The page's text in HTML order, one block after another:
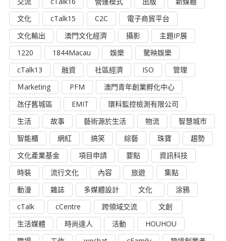
文化
cTalk15 C2C
電子商貿平台
文化輸出
澳門文化經濟 攝影
主題IP展
1220
1844Macau 娛樂
驁映娛樂
cTalk13
融資 社區經濟 ISO
管理
Ｍarketing
PFM
澳門青年創業孵化中心
氹仔舊城區
EMIT
環科監控檢測有限公司
生活
故事 藝術源於生活 物流
智慧城市
智能櫃
網紅 搞笑 綜藝 珠寶
趨勢
文化產業基金
項目申請 要點
資訊科技
時裝
流行文化 內容 旅遊
集點
動漫
雜誌 多媒體設計 文化
涂鴉
cTalk
cCentre 跨領域交流
文創
生活媒體
時尚達人 活動
HOUHOU